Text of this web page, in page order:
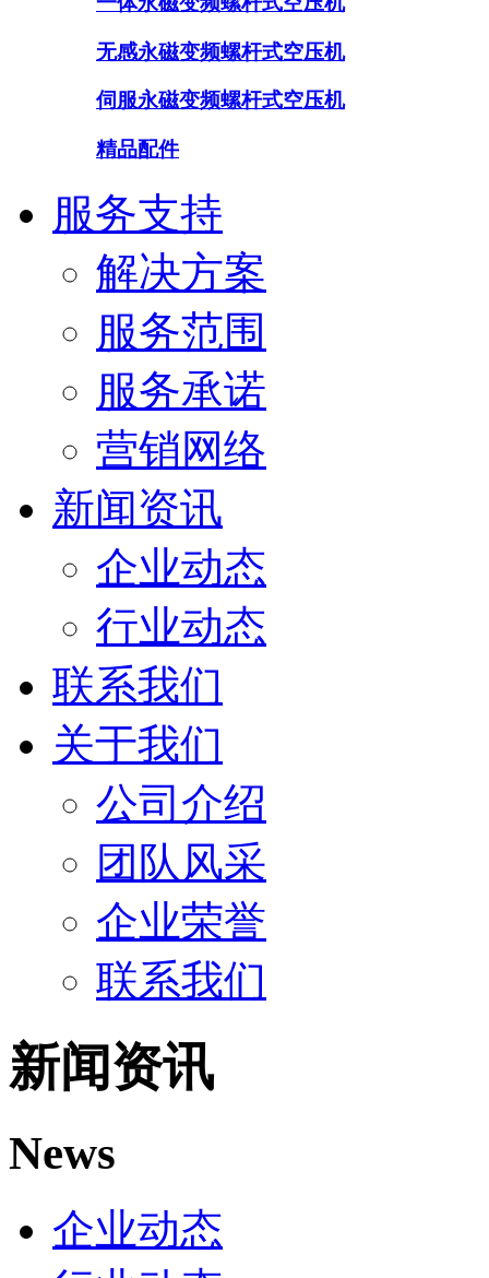
无感永磁变频螺杆式空压机
伺服永磁变频螺杆式空压机
精品配件
服务支持
解决方案
服务范围
服务承诺
营销网络
新闻资讯
企业动态
行业动态
联系我们
关于我们
公司介绍
团队风采
企业荣誉
联系我们
新闻资讯
News
企业动态